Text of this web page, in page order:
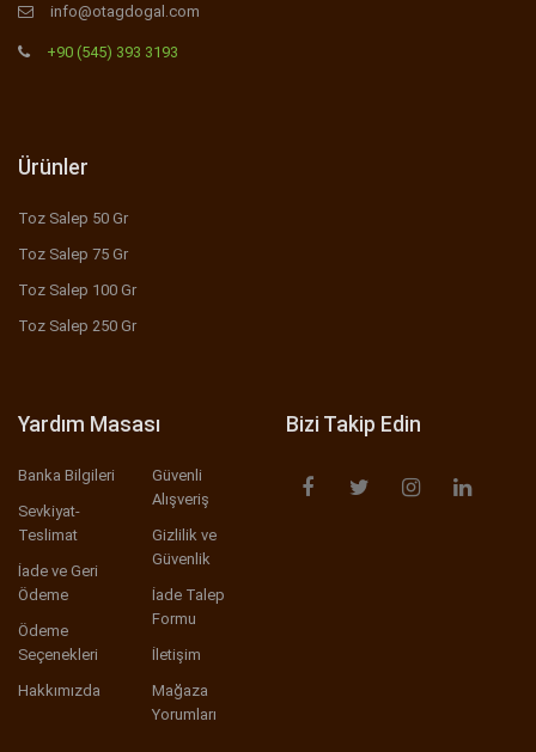
info@otagdogal.com
+90 (545) 393 3193
Ürünler
Toz Salep 50 Gr
Toz Salep 75 Gr
Toz Salep 100 Gr
Toz Salep 250 Gr
Yardım Masası
Banka Bilgileri
Sevkiyat-
Teslimat
İade ve Geri
Ödeme
Ödeme
Seçenekleri
Hakkımızda
Güvenli
Alışveriş
Gizlilik ve
Güvenlik
İade Talep
Formu
İletişim
Mağaza
Yorumları
Bizi Takip Edin